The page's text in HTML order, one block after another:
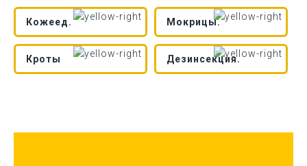
Кожеед. Мокрицы.
Кроты Дезинсекция.